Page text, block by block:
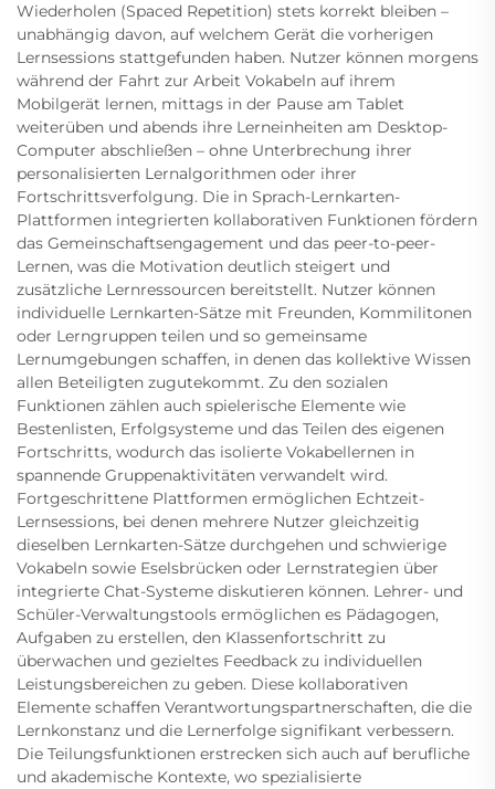
Wiederholen (Spaced Repetition) stets korrekt bleiben –
unabhängig davon, auf welchem Gerät die vorherigen
Lernsessions stattgefunden haben. Nutzer können morgens
während der Fahrt zur Arbeit Vokabeln auf ihrem
Mobilgerät lernen, mittags in der Pause am Tablet
weiterüben und abends ihre Lerneinheiten am Desktop-
Computer abschließen – ohne Unterbrechung ihrer
personalisierten Lernalgorithmen oder ihrer
Fortschrittsverfolgung. Die in Sprach-Lernkarten-
Plattformen integrierten kollaborativen Funktionen fördern
das Gemeinschaftsengagement und das peer-to-peer-
Lernen, was die Motivation deutlich steigert und
zusätzliche Lernressourcen bereitstellt. Nutzer können
individuelle Lernkarten-Sätze mit Freunden, Kommilitonen
oder Lerngruppen teilen und so gemeinsame
Lernumgebungen schaffen, in denen das kollektive Wissen
allen Beteiligten zugutekommt. Zu den sozialen
Funktionen zählen auch spielerische Elemente wie
Bestenlisten, Erfolgsysteme und das Teilen des eigenen
Fortschritts, wodurch das isolierte Vokabellernen in
spannende Gruppenaktivitäten verwandelt wird.
Fortgeschrittene Plattformen ermöglichen Echtzeit-
Lernsessions, bei denen mehrere Nutzer gleichzeitig
dieselben Lernkarten-Sätze durchgehen und schwierige
Vokabeln sowie Eselsbrücken oder Lernstrategien über
integrierte Chat-Systeme diskutieren können. Lehrer- und
Schüler-Verwaltungstools ermöglichen es Pädagogen,
Aufgaben zu erstellen, den Klassenfortschritt zu
überwachen und gezieltes Feedback zu individuellen
Leistungsbereichen zu geben. Diese kollaborativen
Elemente schaffen Verantwortungspartnerschaften, die die
Lernkonstanz und die Lernerfolge signifikant verbessern.
Die Teilungsfunktionen erstrecken sich auch auf berufliche
und akademische Kontexte, wo spezialisierte